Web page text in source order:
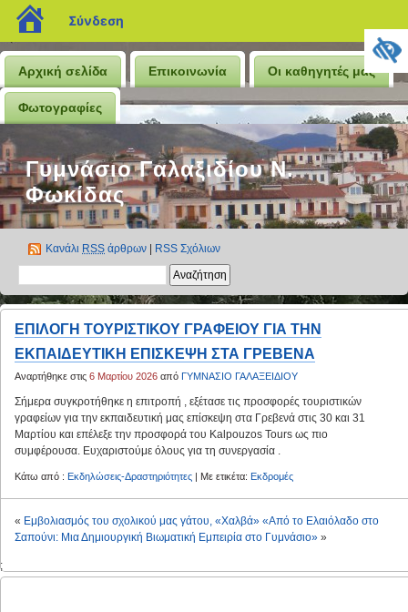
blogs.sch.gr
Σύνδεση
Αρχική σελίδα Επικοινωνία Οι καθηγητές μας
Φωτογραφίες
Γυμνάσιο Γαλαξιδίου Ν.
Φωκίδας
Κανάλι RSS άρθρων RSS Σχόλιων
ΕΠΙΛΟΓΗ ΤΟΥΡΙΣΤΙΚΟΥ ΓΡΑΦΕΙΟΥ ΓΙΑ ΤΗΝ
ΕΚΠΑΙΔΕΥΤΙΚΗ ΕΠΙΣΚΕΨΗ ΣΤΑ ΓΡΕΒΕΝΑ
Αναρτήθηκε στις 6 Μαρτίου 2026 από ΓΥΜΝΑΣΙΟ ΓΑΛΑΞΕΙΔΙΟΥ
Σήμερα συγκροτήθηκε η επιτροπή , εξέτασε τις προσφορές τουριστικών
γραφείων για την εκπαιδευτική μας επίσκεψη στα Γρεβενά στις 30 και 31
Μαρτίου και επέλεξε την προσφορά του Kalpouzos Tours ως πιο
συμφέρουσα. Ευχαριστούμε όλους για τη συνεργασία .
Κάτω από : Εκδηλώσεις-Δραστηριότητες | Με ετικέτα: Εκδρομές
« Εμβολιασμός του σχολικού μας γάτου, «Χαλβά» «Από το Ελαιόλαδο στο
Σαπούνι: Μια Δημιουργική Βιωματική Εμπειρία στο Γυμνάσιο» »
;